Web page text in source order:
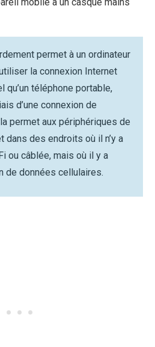
permet à un ordinateur
la connexion Internet
qu’un téléphone portable,
d’une connexion de
permet aux périphériques de
dans des endroits où il n’y a
ou câblée, mais où il y a
de données cellulaires.